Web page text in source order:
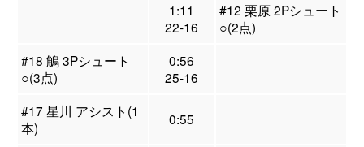
1:11
22-16
#12 栗原 2Pシュート
○(2点)
#18 鵤 3Pシュート
○(3点)
0:56
25-16
#17 星川 アシスト(1
本)
0:55